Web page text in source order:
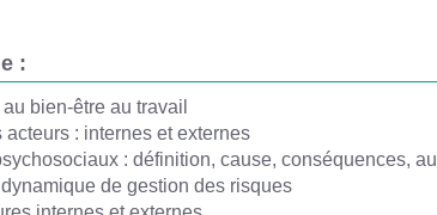
:
bien-être au travail
acteurs : internes et externes
: définition, cause, conséquences,
de gestion des risques